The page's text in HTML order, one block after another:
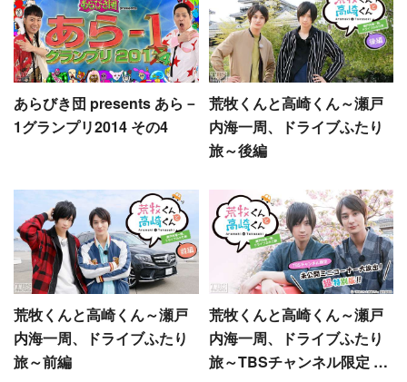
あらびき団 presents あら－
1グランプリ2014 その4
荒牧くんと高崎くん～瀬戸
内海一周、ドライブふたり
旅～後編
荒牧くんと高崎くん～瀬戸
内海一周、ドライブふたり
旅～前編
荒牧くんと高崎くん～瀬戸
内海一周、ドライブふたり
旅～TBSチャンネル限定 未